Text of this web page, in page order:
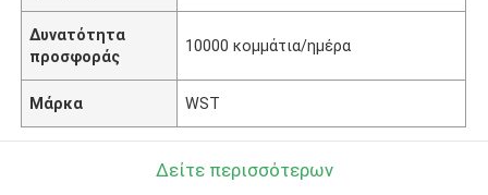
Δυνατότητα
προσφοράς
10000 κομμάτια/ημέρα
Μάρκα WST
Δείτε περισσότερων